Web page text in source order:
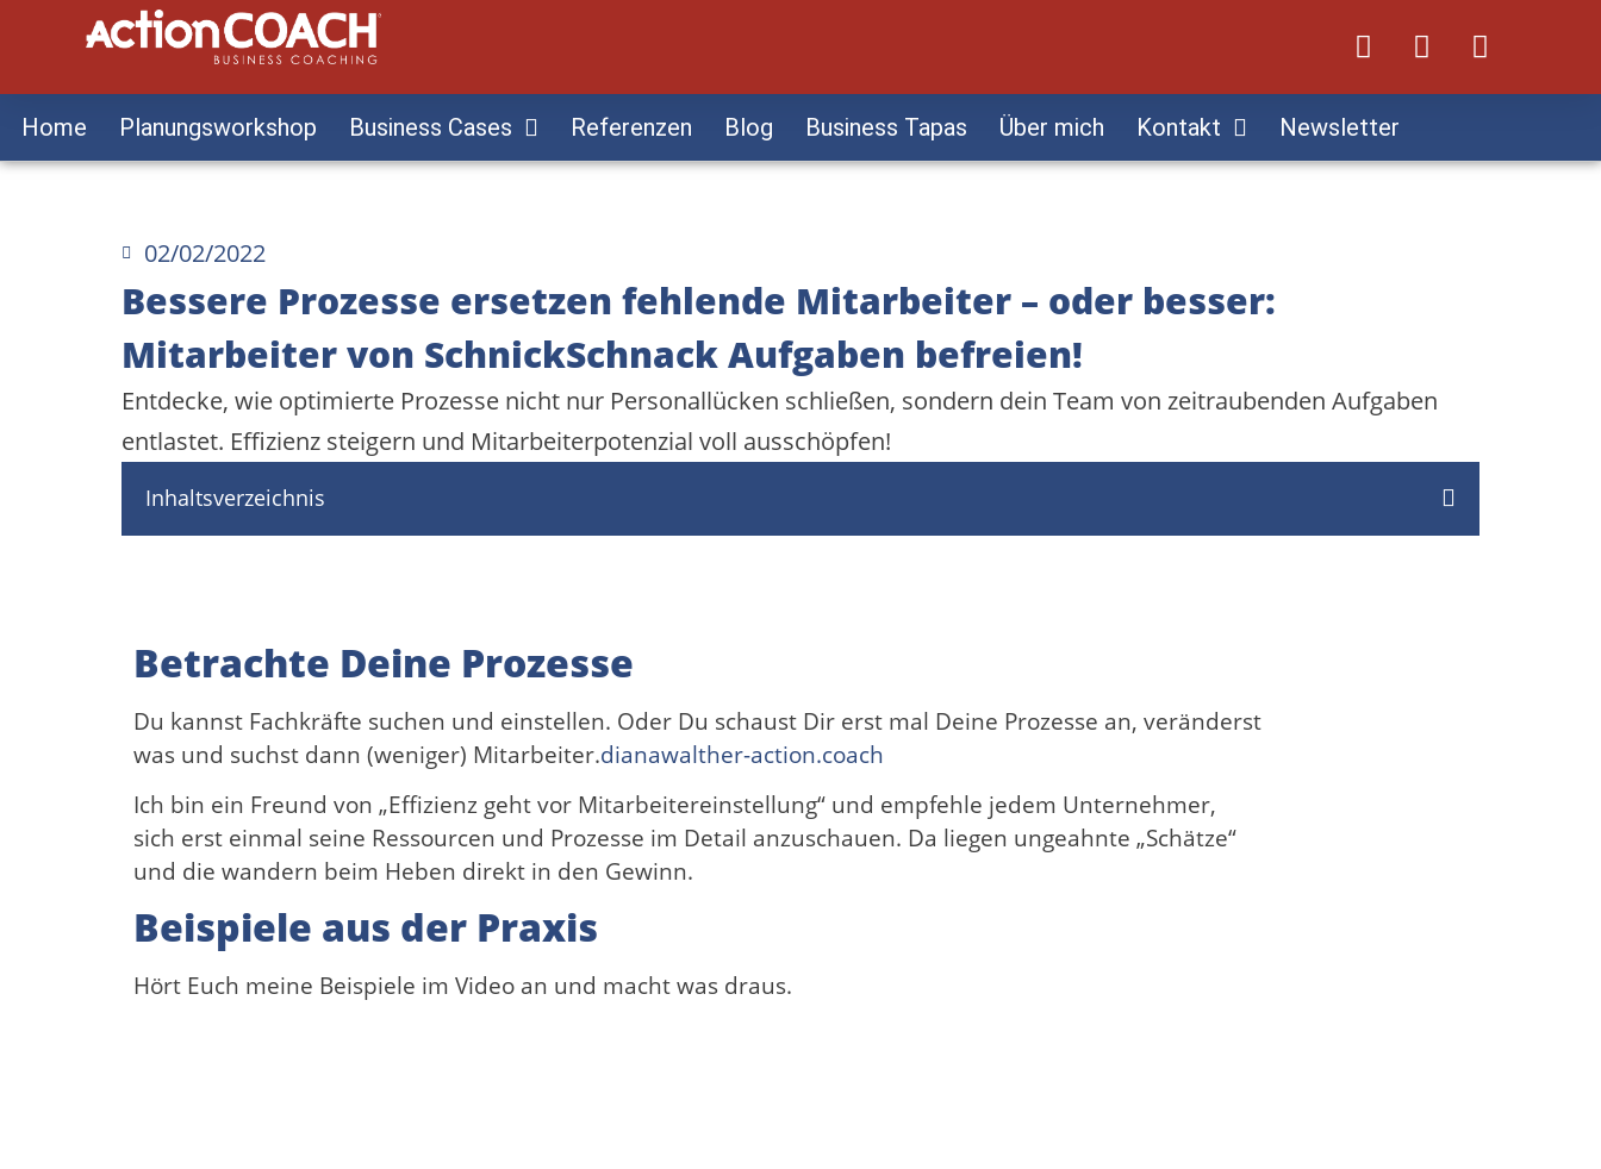
Home Planungsworkshop Business Cases Referenzen Blog Business Tapas Über mich Kontakt Newsletter
02/02/2022
Bessere Prozesse ersetzen fehlende Mitarbeiter – oder besser:
Mitarbeiter von SchnickSchnack Aufgaben befreien!
Entdecke, wie optimierte Prozesse nicht nur Personallücken schließen, sondern dein Team von zeitraubenden Aufgaben
entlastet. Effizienz steigern und Mitarbeiterpotenzial voll ausschöpfen!
Inhaltsverzeichnis
Betrachte Deine Prozesse
Du kannst Fachkräfte suchen und einstellen. Oder Du schaust Dir erst mal Deine Prozesse an, veränderst
was und suchst dann (weniger) Mitarbeiter.dianawalther-action.coach
Ich bin ein Freund von „Effizienz geht vor Mitarbeitereinstellung“ und empfehle jedem Unternehmer,
sich erst einmal seine Ressourcen und Prozesse im Detail anzuschauen. Da liegen ungeahnte „Schätze“
und die wandern beim Heben direkt in den Gewinn.
Beispiele aus der Praxis
Hört Euch meine Beispiele im Video an und macht was draus.